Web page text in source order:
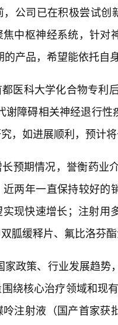
公司已在积极尝试
焦中枢神经系统，针
产品，希望能依托自
医科大学化合物专利
谢障碍相关神经退行
，如进展顺利，预计
预期情况，誉衡药业
两年一直保持较好
现快速增长；注射
胍缓释片、氟比洛芬
家政策、行业发展趋
绕核心治疗领域和现
注射液（国产首家